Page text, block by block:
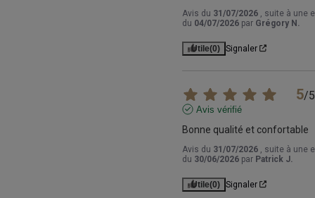
Avis du 31/07/2026 , suite à une
du 04/07/2026 par Grégory N.
Utile(0) Signaler
5/5
Avis vérifié
Bonne qualité et confortable
Avis du 31/07/2026 , suite à une
du 30/06/2026 par Patrick J.
Utile(0) Signaler